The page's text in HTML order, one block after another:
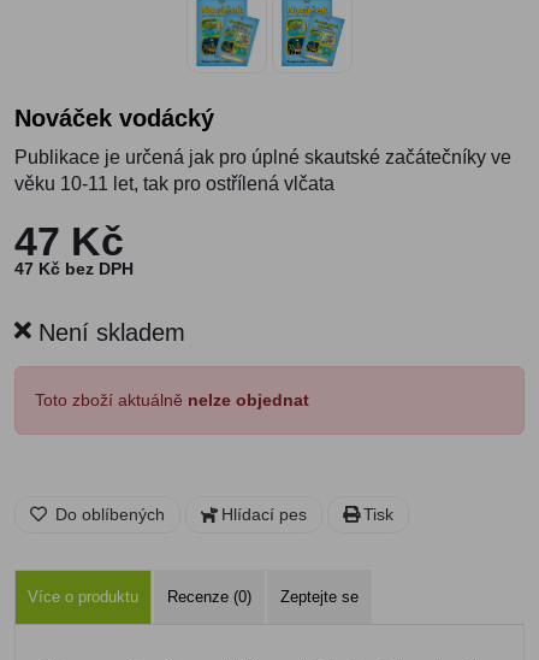
Nováček vodácký
Publikace je určená jak pro úplné skautské začátečníky ve
věku 10-11 let, tak pro ostřílená vlčata
47 Kč
47 Kč bez DPH
Není skladem
Toto zboží aktuálně nelze objednat
Do oblíbených Hlídací pes Tisk
Více o produktu Recenze (0) Zeptejte se